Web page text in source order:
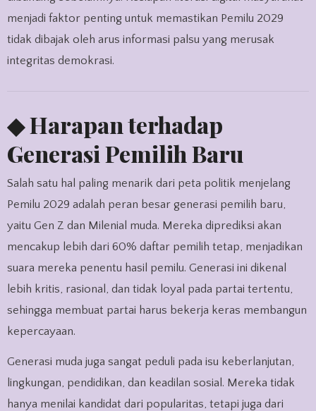
menjadi faktor penting untuk memastikan Pemilu 2029
tidak dibajak oleh arus informasi palsu yang merusak
integritas demokrasi.
◆ Harapan terhadap
Generasi Pemilih Baru
Salah satu hal paling menarik dari peta politik menjelang
Pemilu 2029 adalah peran besar generasi pemilih baru,
yaitu Gen Z dan Milenial muda. Mereka diprediksi akan
mencakup lebih dari 60% daftar pemilih tetap, menjadikan
suara mereka penentu hasil pemilu. Generasi ini dikenal
lebih kritis, rasional, dan tidak loyal pada partai tertentu,
sehingga membuat partai harus bekerja keras membangun
kepercayaan.
Generasi muda juga sangat peduli pada isu keberlanjutan,
lingkungan, pendidikan, dan keadilan sosial. Mereka tidak
hanya menilai kandidat dari popularitas, tetapi juga dari